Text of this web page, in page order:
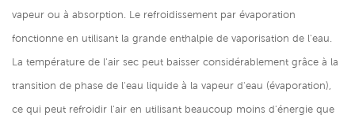
vapeur ou à absorption. Le refroidissement par évaporation
fonctionne en utilisant la grande enthalpie de vaporisation de l'eau.
La température de l'air sec peut baisser considérablement grâce à la
transition de phase de l'eau liquide à la vapeur d'eau (évaporation),
ce qui peut refroidir l'air en utilisant beaucoup moins d'énergie que